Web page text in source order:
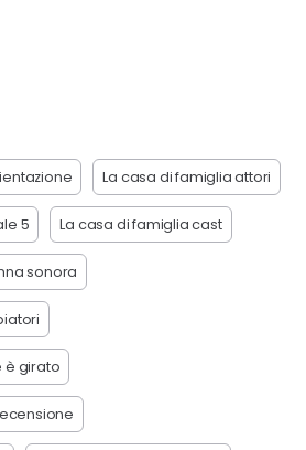
La casa di famiglia attori
5 La casa di famiglia cast
sonora
è girato